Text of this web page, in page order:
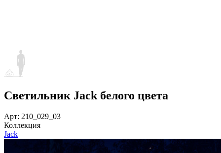
Светильник Jack белого цвета
Арт: 210_029_03
Коллекция
Jack